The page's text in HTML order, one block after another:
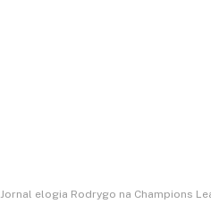
Jornal elogia Rodrygo na Champions